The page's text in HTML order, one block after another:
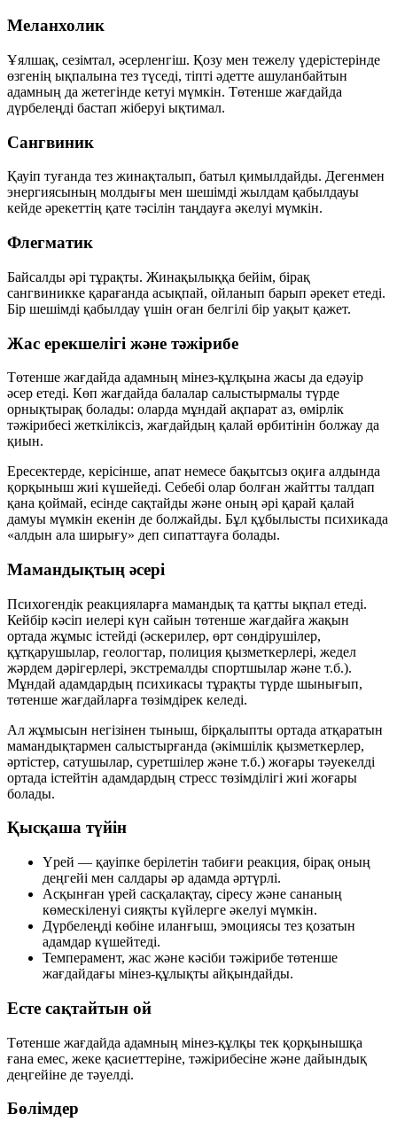
Меланхолик
Ұялшақ, сезімтал, әсерленгіш. Қозу мен тежелу үдерістерінде
өзгенің ықпалына тез түседі, тіпті әдетте ашуланбайтын
адамның да жетегінде кетуі мүмкін. Төтенше жағдайда
дүрбелеңді бастап жіберуі ықтимал.
Сангвиник
Қауіп туғанда тез жинақталып, батыл қимылдайды. Дегенмен
энергиясының молдығы мен шешімді жылдам қабылдауы
кейде әрекеттің қате тәсілін таңдауға әкелуі мүмкін.
Флегматик
Байсалды әрі тұрақты. Жинақылыққа бейім, бірақ
сангвиникке қарағанда асықпай, ойланып барып әрекет етеді.
Бір шешімді қабылдау үшін оған белгілі бір уақыт қажет.
Жас ерекшелігі және тәжірибе
Төтенше жағдайда адамның мінез-құлқына жасы да едәуір
әсер етеді. Көп жағдайда балалар салыстырмалы түрде
орнықтырақ болады: оларда мұндай ақпарат аз, өмірлік
тәжірибесі жеткіліксіз, жағдайдың қалай өрбитінін болжау да
қиын.
Ересектерде, керісінше, апат немесе бақытсыз оқиға алдында
қорқыныш жиі күшейеді. Себебі олар болған жайтты талдап
қана қоймай, есінде сақтайды және оның әрі қарай қалай
дамуы мүмкін екенін де болжайды. Бұл құбылысты психикада
«алдын ала ширығу» деп сипаттауға болады.
Мамандықтың әсері
Психогендік реакцияларға мамандық та қатты ықпал етеді.
Кейбір кәсіп иелері күн сайын төтенше жағдайға жақын
ортада жұмыс істейді (әскерилер, өрт сөндірушілер,
құтқарушылар, геологтар, полиция қызметкерлері, жедел
жәрдем дәрігерлері, экстремалды спортшылар және т.б.).
Мұндай адамдардың психикасы тұрақты түрде шынығып,
төтенше жағдайларға төзімдірек келеді.
Ал жұмысын негізінен тыныш, бірқалыпты ортада атқаратын
мамандықтармен салыстырғанда (әкімшілік қызметкерлер,
әртістер, сатушылар, суретшілер және т.б.) жоғары тәуекелді
ортада істейтін адамдардың стресс төзімділігі жиі жоғары
болады.
Қысқаша түйін
Үрей — қауіпке берілетін табиғи реакция, бірақ оның
деңгейі мен салдары әр адамда әртүрлі.
Асқынған үрей сасқалақтау, сіресу және сананың
көмескіленуі сияқты күйлерге әкелуі мүмкін.
Дүрбелеңді көбіне иланғыш, эмоциясы тез қозатын
адамдар күшейтеді.
Темперамент, жас және кәсіби тәжірибе төтенше
жағдайдағы мінез-құлықты айқындайды.
Есте сақтайтын ой
Төтенше жағдайда адамның мінез-құлқы тек қорқынышқа
ғана емес, жеке қасиеттеріне, тәжірибесіне және дайындық
деңгейіне де тәуелді.
Бөлімдер